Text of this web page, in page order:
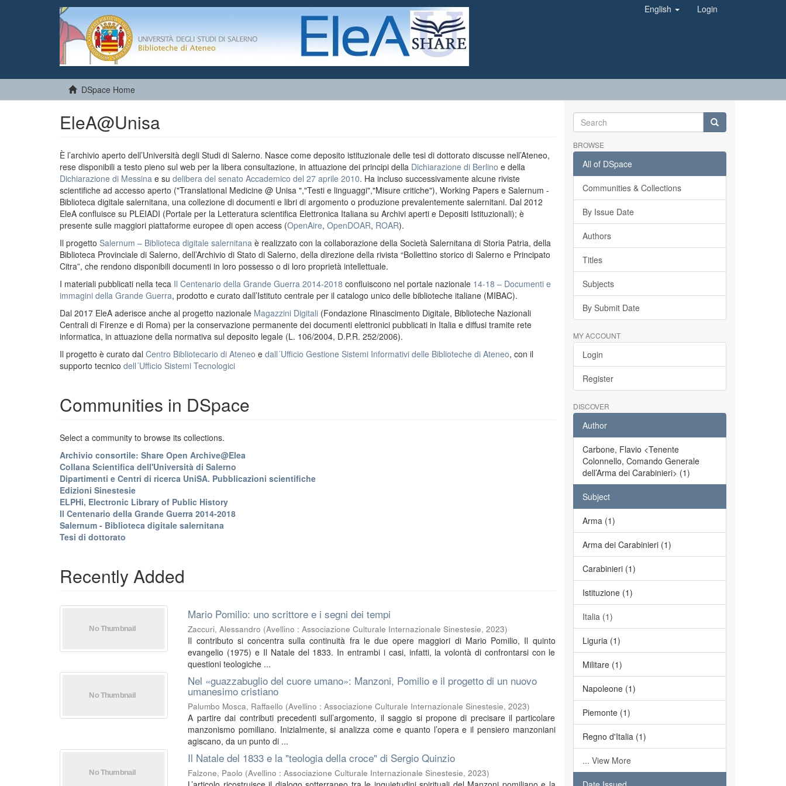
English Login
DSpace Home
EleA@Unisa
È l’archivio aperto dell’Università degli Studi di Salerno. Nasce come deposito istituzionale delle tesi di dottorato discusse nell’Ateneo,
rese disponibili a testo pieno sul web per la libera consultazione, in attuazione dei principi della Dichiarazione di Berlino e della
Dichiarazione di Messina e su delibera del senato Accademico del 27 aprile 2010. Ha incluso successivamente alcune riviste
scientifiche ad accesso aperto ("Translational Medicine @ Unisa ","Testi e linguaggi","Misure critiche"), Working Papers e Salernum -
Biblioteca digitale salernitana, una collezione di documenti e libri di argomento o produzione prevalentemente salernitani. Dal 2012
EleA confluisce su PLEIADI (Portale per la Letteratura scientifica Elettronica Italiana su Archivi aperti e Depositi Istituzionali); è
presente sulle maggiori piattaforme europee di open access (OpenAire, OpenDOAR, ROAR).
Il progetto Salernum – Biblioteca digitale salernitana è realizzato con la collaborazione della Società Salernitana di Storia Patria, della
Biblioteca Provinciale di Salerno, dell’Archivio di Stato di Salerno, della direzione della rivista “Bollettino storico di Salerno e Principato
Citra”, che rendono disponibili documenti in loro possesso o di loro proprietà intellettuale.
I materiali pubblicati nella teca Il Centenario della Grande Guerra 2014-2018 confluiscono nel portale nazionale 14-18 – Documenti e
immagini della Grande Guerra, prodotto e curato dall’Istituto centrale per il catalogo unico delle biblioteche italiane (MIBAC).
Dal 2017 EleA aderisce anche al progetto nazionale Magazzini Digitali (Fondazione Rinascimento Digitale, Biblioteche Nazionali
Centrali di Firenze e di Roma) per la conservazione permanente dei documenti elettronici pubblicati in Italia e diffusi tramite rete
informatica, in attuazione della normativa sul deposito legale (L. 106/2004, D.P.R. 252/2006).
Il progetto è curato dal Centro Bibliotecario di Ateneo e dall´Ufficio Gestione Sistemi Informativi delle Biblioteche di Ateneo, con il
supporto tecnico dell´Ufficio Sistemi Tecnologici
Communities in DSpace
Select a community to browse its collections.
Archivio consortile: Share Open Archive@Elea
Collana Scientifica dell'Università di Salerno
Dipartimenti e Centri di ricerca UniSA. Pubblicazioni scientifiche
Edizioni Sinestesie
ELPHi, Electronic Library of Public History
Il Centenario della Grande Guerra 2014-2018
Salernum - Biblioteca digitale salernitana
Tesi di dottorato
Recently Added
Mario Pomilio: uno scrittore e i segni dei tempi
Zaccuri, Alessandro (Avellino : Associazione Culturale Internazionale Sinestesie,2023)
Il contributo si concentra sulla continuità fra le due opere maggiori di Mario Pomilio, Il quinto
evangelio (1975) e Il Natale del 1833. In entrambi i casi, infatti, la volontà di confrontarsi con le
questioni teologiche ...
Nel «guazzabuglio del cuore umano»: Manzoni, Pomilio e il progetto di un nuovo
umanesimo cristiano
Palumbo Mosca, Raffaello (Avellino : Associazione Culturale Internazionale Sinestesie,2023)
A partire dai contributi precedenti sull’argomento, il saggio si propone di precisare il particolare
manzonismo pomiliano. Inizialmente, si analizza come e quanto l’opera e il pensiero manzoniani
agiscano, da un punto di ...
Il Natale del 1833 e la "teologia della croce" di Sergio Quinzio
Falzone, Paolo (Avellino : Associazione Culturale Internazionale Sinestesie,2023)
BROWSE
All of DSpace
Communities & Collections
By Issue Date
Authors
Titles
Subjects
By Submit Date
MY ACCOUNT
Login
Register
DISCOVER
Author
Carbone, Flavio <Tenente
Colonnello, Comando Generale
dell’Arma dei Carabinieri> (1)
Subject
Arma (1)
Arma dei Carabinieri (1)
Carabinieri (1)
Istituzione (1)
Italia (1)
Liguria (1)
Militare (1)
Napoleone (1)
Piemonte (1)
Regno d'Italia (1)
... View More